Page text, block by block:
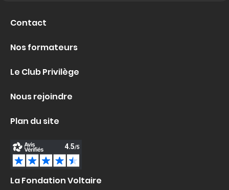
Contact
Nos formateurs
Le Club Privilège
Nous rejoindre
Plan du site
La Fondation Voltaire